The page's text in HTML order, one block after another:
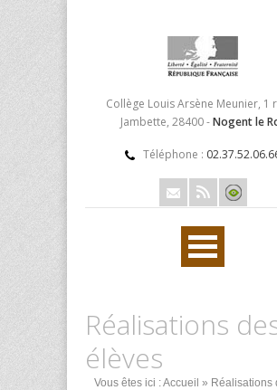
Collège Louis Arsène Meunier, 1
Jambette, 28400 -Nogent le
Téléphone :
Réalisations
élèves
Vous êtes ici :Accueil » Réalisations